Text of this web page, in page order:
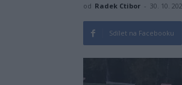
od Radek Ctibor - 30. 10.
Sdílet na Facebooku